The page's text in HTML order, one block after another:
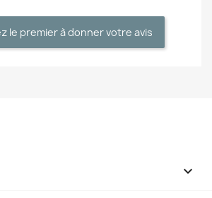
le premier à donner votre avis
